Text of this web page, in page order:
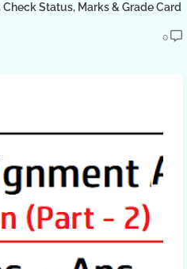
Status, Marks & Grade Card
0